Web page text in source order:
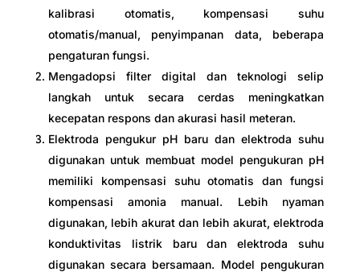
kalibrasi otomatis, kompensasi suhu
otomatis/manual, penyimpanan data, beberapa
pengaturan fungsi.
Mengadopsi filter digital dan teknologi selip
langkah untuk secara cerdas meningkatkan
kecepatan respons dan akurasi hasil meteran.
Elektroda pengukur pH baru dan elektroda suhu
digunakan untuk membuat model pengukuran pH
memiliki kompensasi suhu otomatis dan fungsi
kompensasi amonia manual. Lebih nyaman
digunakan, lebih akurat dan lebih akurat, elektroda
konduktivitas listrik baru dan elektroda suhu
digunakan secara bersamaan. Model pengukuran